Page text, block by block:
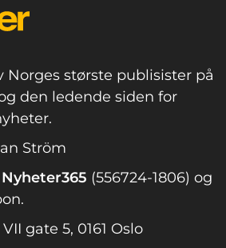
Norges største publisister på
den ledende siden for
Ström
Nyheter365 (556724-1806) og
gate 5, 0161 Oslo